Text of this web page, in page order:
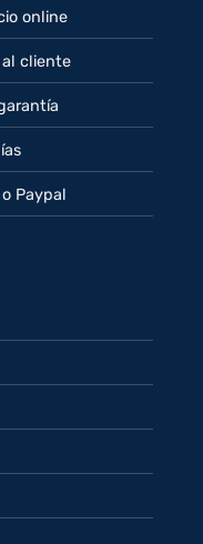
online
al cliente
Paypal